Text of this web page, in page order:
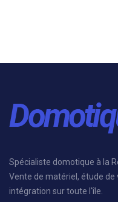
Spécialiste domotique à la
Vente de matériel, étude
intégration sur toute l'île.